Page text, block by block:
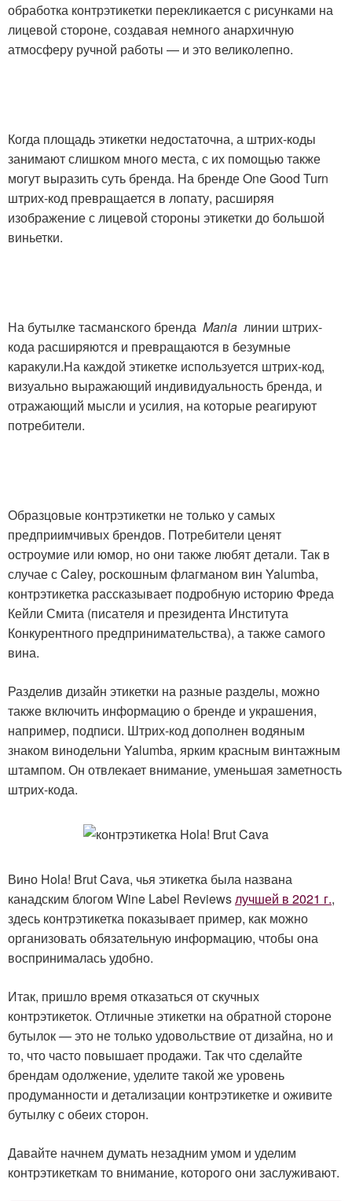
обработка контрэтикетки перекликается с рисунками на
лицевой стороне, создавая немного анархичную
атмосферу ручной работы — и это великолепно.
Когда площадь этикетки недостаточна, а штрих-коды
занимают слишком много места, с их помощью также
могут выразить суть бренда. На бренде One Good Turn
штрих-код превращается в лопату, расширяя
изображение с лицевой стороны этикетки до большой
виньетки.
На бутылке тасманского бренда Mania линии штрих-
кода расширяются и превращаются в безумные
каракули.На каждой этикетке используется штрих-код,
визуально выражающий индивидуальность бренда, и
отражающий мысли и усилия, на которые реагируют
потребители.
Образцовые контрэтикетки не только у самых
предприимчивых брендов. Потребители ценят
остроумие или юмор, но они также любят детали. Так в
случае с Caley, роскошным флагманом вин Yalumba,
контрэтикетка рассказывает подробную историю Фреда
Кейли Смита (писателя и президента Института
Конкурентного предпринимательства), а также самого
вина.
Разделив дизайн этикетки на разные разделы, можно
также включить информацию о бренде и украшения,
например, подписи. Штрих-код дополнен водяным
знаком винодельни Yalumba, ярким красным винтажным
штампом. Он отвлекает внимание, уменьшая заметность
штрих-кода.
Вино Hola! Brut Cava, чья этикетка была названа
канадским блогом Wine Label Reviewsлучшей в 2021 г.,
здесь контрэтикетка показывает пример, как можно
организовать обязательную информацию, чтобы она
воспринималась удобно.
Итак, пришло время отказаться от скучных
контрэтикеток. Отличные этикетки на обратной стороне
бутылок — это не только удовольствие от дизайна, но и
то, что часто повышает продажи. Так что сделайте
брендам одолжение, уделите такой же уровень
продуманности и детализации контрэтикетке и оживите
бутылку с обеих сторон.
Давайте начнем думать незадним умом и уделим
контрэтикеткам то внимание, которого они заслуживают.